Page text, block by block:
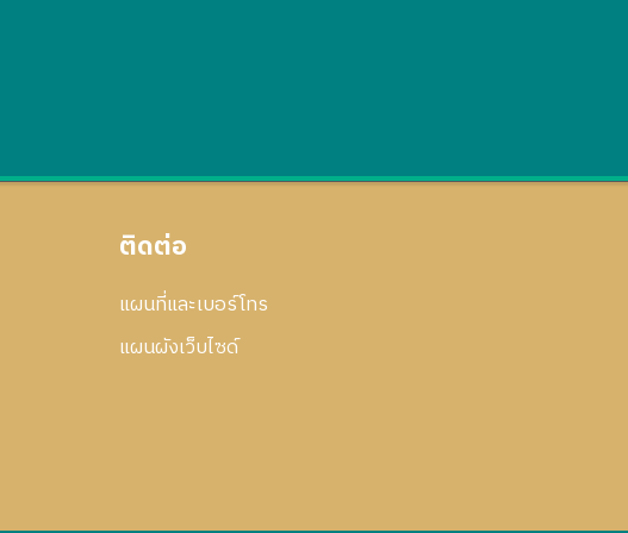
ติดต่อ
แผนที่และเบอร์โทร
แผนผังเว็บไซด์